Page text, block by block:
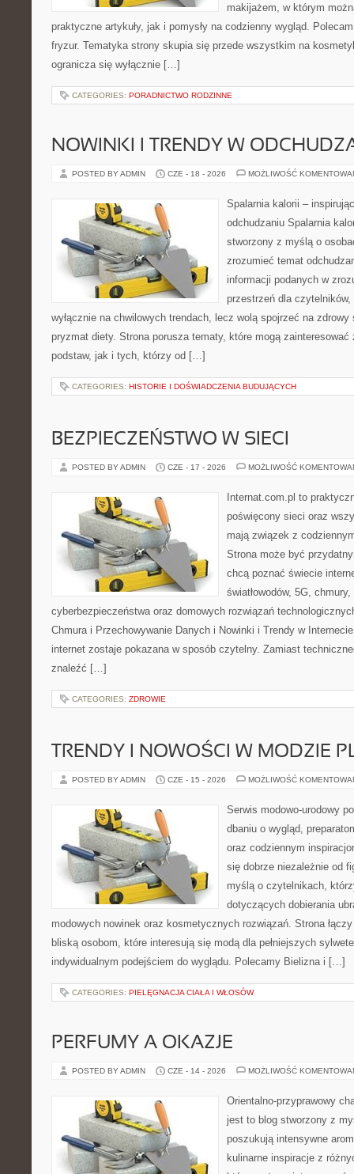
makijażem, w którym
praktyczne artykuły, jak i pomysły na codzienny wygląd.
fryzur. Tematyka strony skupia się przede wszystkim na
ogranicza się wyłącznie […]
CATEGORIES: PORADNICTWO RODZINNE
NOWINKI I TRENDY W
POSTED BY ADMIN CZE - 18 - 2026 MOŻLIWOŚĆ
Spalarnia kalorii –
odchudzaniu Spalarnia
stworzony z myślą o
zrozumieć temat
informacji podanych w
przestrzeń dla
wyłącznie na chwilowych trendach, lecz wolą spojrzeć na
pryzmat diety. Strona porusza tematy, które mogą
podstaw, jak i tych, którzy od […]
CATEGORIES: HISTORIE I DOŚWIADCZENIA BUDUJĄCYCH
BEZPIECZEŃSTWO W SIECI
POSTED BY ADMIN CZE - 17 - 2026 MOŻLIWOŚĆ
Internat.com.pl to
poświęcony sieci oraz
mają związek z
Strona może być
chcą poznać świecie
światłowodów, 5G,
cyberbezpieczeństwa oraz domowych rozwiązań
Chmura i Przechowywanie Danych i Nowinki i Trendy w
internet zostaje pokazana w sposób czytelny. Zamiast
znaleźć […]
CATEGORIES: ZDROWIE
TRENDY I NOWOŚCI W MODZIE
POSTED BY ADMIN CZE - 15 - 2026 MOŻLIWOŚĆ
Serwis modowo-urodowy
dbaniu o wygląd,
oraz codziennym
się dobrze niezależnie od
myślą o czytelnikach,
dotyczących dobierania
modowych nowinek oraz kosmetycznych rozwiązań. Strona
bliską osobom, które interesują się modą dla pełniejszych
indywidualnym podejściem do wyglądu. Polecamy Bielizna i […]
CATEGORIES: PIELĘGNACJA CIAŁA I WŁOSÓW
PERFUMY A OKAZJE
POSTED BY ADMIN CZE - 14 - 2026 MOŻLIWOŚĆ
Orientalno-przyprawowy
jest to blog stworzony z
poszukują intensywne
kulinarne inspiracje z